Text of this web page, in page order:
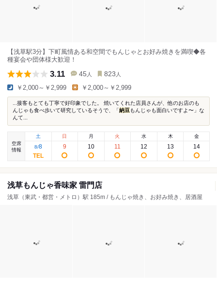
【浅草駅3分】下町風情ある和空間でもんじゃとお好み焼きを満喫◆各
種宴会や団体様大歓迎！
3.11 45 人 823 人
￥2,000～￥2,999 ￥2,000～￥2,999
...接客もとても丁寧で好印象でした。 焼いてくれた店員さんが、他のお店のも
んじゃも食べ歩いて研究しているそうで、「 納豆 もんじゃも面白いですよ〜」な
んて...
空席
情報
土
8/8
日
9
月
10
火
11
水
12
木
13
金
14
浅草もんじゃ香味家 雷門店
浅草（東武・都営・メトロ）駅 185m / もんじゃ焼き、お好み焼き、居酒屋